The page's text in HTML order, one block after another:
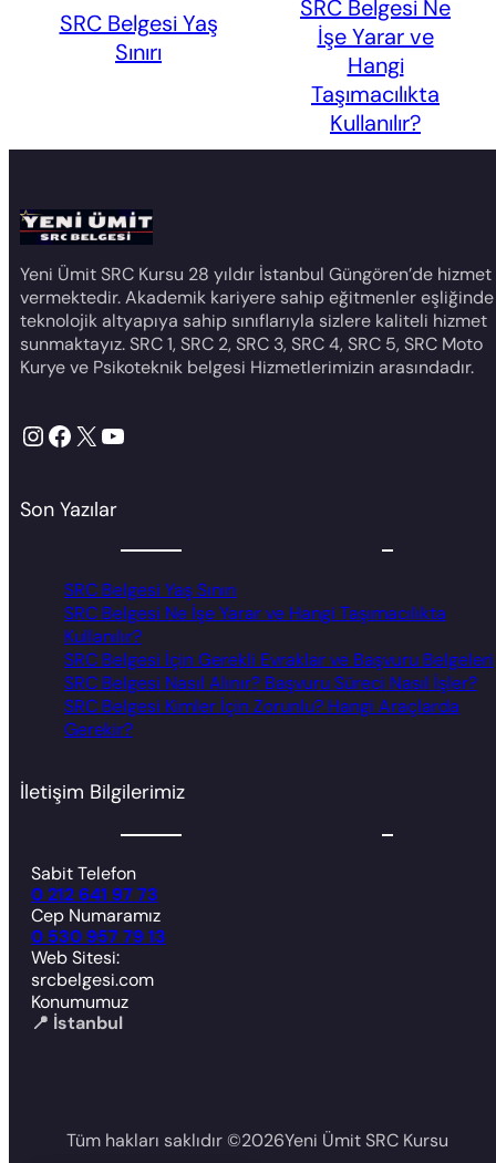
SRC Belgesi Yaş
Sınırı
SRC Belgesi Ne
İşe Yarar ve
Hangi
Taşımacılıkta
Kullanılır?
Yeni Ümit SRC Kursu 28 yıldır İstanbul Güngören’de hizmet
vermektedir. Akademik kariyere sahip eğitmenler eşliğinde
teknolojik altyapıya sahip sınıflarıyla sizlere kaliteli hizmet
sunmaktayız. SRC 1, SRC 2, SRC 3, SRC 4, SRC 5, SRC Moto
Kurye ve Psikoteknik belgesi Hizmetlerimizin arasındadır.
InstagramFacebook X YouTube
Son Yazılar
SRC Belgesi Yaş Sınırı
SRC Belgesi Ne İşe Yarar ve Hangi Taşımacılıkta
Kullanılır?
SRC Belgesi İçin Gerekli Evraklar ve Başvuru Belgeleri
SRC Belgesi Nasıl Alınır? Başvuru Süreci Nasıl İşler?
SRC Belgesi Kimler İçin Zorunlu? Hangi Araçlarda
Gerekir?
İletişim Bilgilerimiz
Sabit Telefon
0 212 641 97 73
Cep Numaramız
0 530 957 79 13
Web Sitesi:
srcbelgesi.com
Konumumuz
📍 İstanbul
Tüm hakları saklıdır ©2026Yeni Ümit SRC Kursu